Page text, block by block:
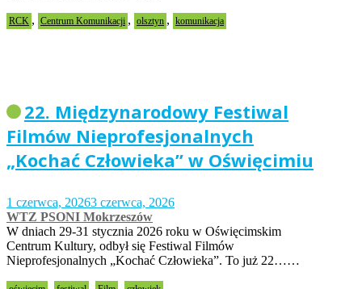
RCK , Centrum Komunikacji , olsztyn , komunikacja
22. Międzynarodowy Festiwal
Filmów Nieprofesjonalnych
„Kochać Człowieka” w Oświęcimiu
1 czerwca, 20263 czerwca, 2026
WTZ PSONI Mokrzeszów
W dniach 29-31 stycznia 2026 roku w Oświęcimskim
Centrum Kultury, odbył się Festiwal Filmów
Nieprofesjonalnych „Kochać Człowieka”. To już 22……